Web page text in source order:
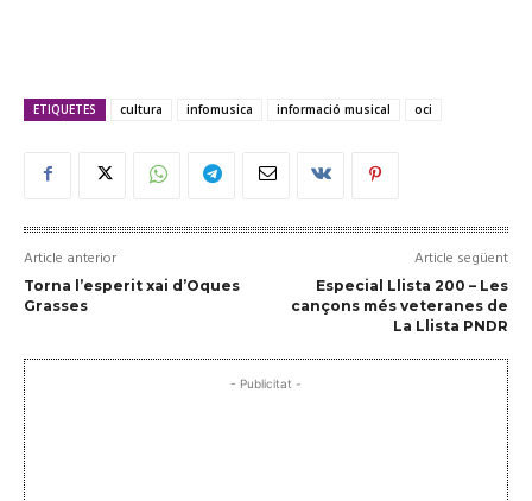
ETIQUETES cultura infomusica informació musical oci
Article anterior
Torna l’esperit xai d’Oques
Grasses
Article següent
Especial Llista 200 – Les
cançons més veteranes de
La Llista PNDR
- Publicitat -